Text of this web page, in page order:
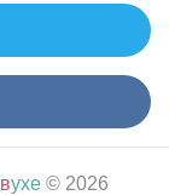
вухе © 2026